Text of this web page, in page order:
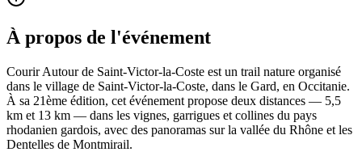
À propos de l'événement
Courir Autour de Saint-Victor-la-Coste est un trail nature organisé
dans le village de Saint-Victor-la-Coste, dans le Gard, en Occitanie.
À sa 21ème édition, cet événement propose deux distances — 5,5
km et 13 km — dans les vignes, garrigues et collines du pays
rhodanien gardois, avec des panoramas sur la vallée du Rhône et les
Dentelles de Montmirail.